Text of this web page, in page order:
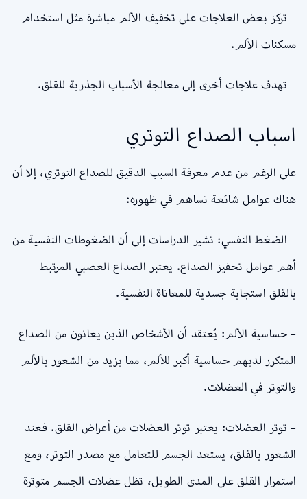
– تركز بعض العلاجات على تخفيف الألم مباشرة مثل استخدام
مسكنات الألم.
– تهدف علاجات أخرى إلى معالجة الأسباب الجذرية للقلق.
اسباب الصداع التوتري
على الرغم من عدم معرفة السبب الدقيق للصداع التوتري، إلا أن
هناك عوامل شائعة تساهم في ظهوره:
– الضغط النفسي: تشير الدراسات إلى أن الضغوطات النفسية من
أهم عوامل تحفيز الصداع. يعتبر الصداع العصبي المرتبط
بالقلق استجابة جسدية للمعاناة النفسية.
– حساسية الألم: يُعتقد أن الأشخاص الذين يعانون من الصداع
المتكرر لديهم حساسية أكبر للألم، مما يزيد من الشعور بالألم
والتوتر في العضلات.
– توتر العضلات: يعتبر توتر العضلات من أعراض القلق. فعند
الشعور بالقلق، يستعد الجسم للتعامل مع مصدر التوتر، ومع
استمرار القلق على المدى الطويل، تظل عضلات الجسم متوترة